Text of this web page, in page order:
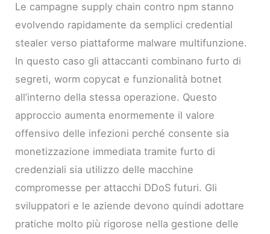
Le campagne supply chain contro npm stanno
evolvendo rapidamente da semplici credential
stealer verso piattaforme malware multifunzione.
In questo caso gli attaccanti combinano furto di
segreti, worm copycat e funzionalità botnet
all’interno della stessa operazione. Questo
approccio aumenta enormemente il valore
offensivo delle infezioni perché consente sia
monetizzazione immediata tramite furto di
credenziali sia utilizzo delle macchine
compromesse per attacchi DDoS futuri. Gli
sviluppatori e le aziende devono quindi adottare
pratiche molto più rigorose nella gestione delle